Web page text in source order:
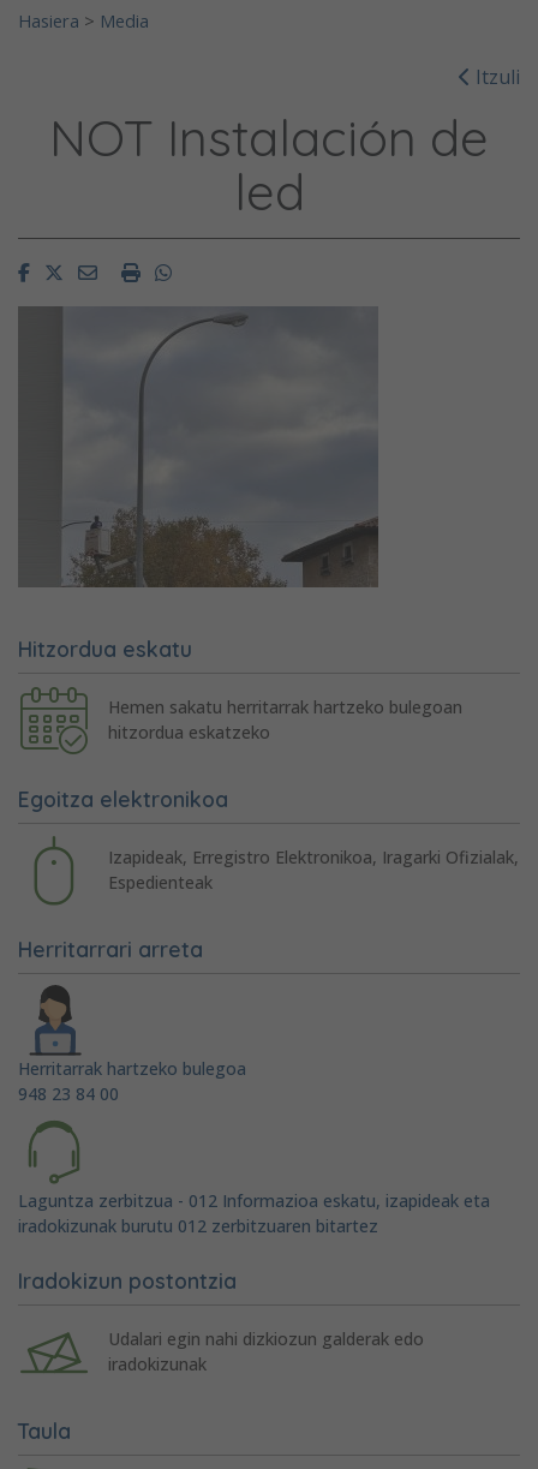
Hasiera > Media
Itzuli
NOT Instalación de
led
FacebookTwitterEmailImprimirWhatsapp
Hitzordua eskatu
Hemen sakatu herritarrak hartzeko bulegoan
hitzordua eskatzeko
Egoitza elektronikoa
Izapideak, Erregistro Elektronikoa, Iragarki Ofizialak,
Espedienteak
Herritarrari arreta
Herritarrak hartzeko bulegoa
948 23 84 00
Laguntza zerbitzua - 012 Informazioa eskatu, izapideak eta
iradokizunak burutu 012 zerbitzuaren bitartez
Iradokizun postontzia
Udalari egin nahi dizkiozun galderak edo
iradokizunak
Taula